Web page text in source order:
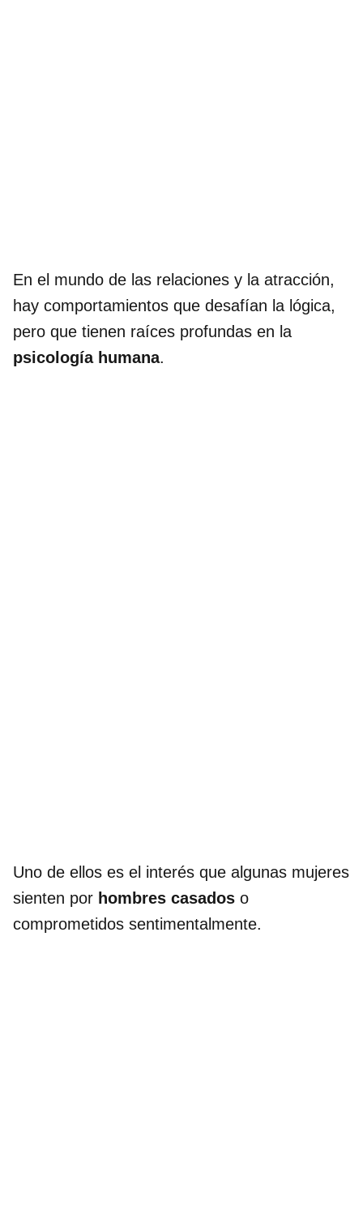
En el mundo de las relaciones y la atracción,
hay comportamientos que desafían la lógica,
pero que tienen raíces profundas en la
psicología humana.
Uno de ellos es el interés que algunas mujeres
sienten por hombres casados o
comprometidos sentimentalmente.